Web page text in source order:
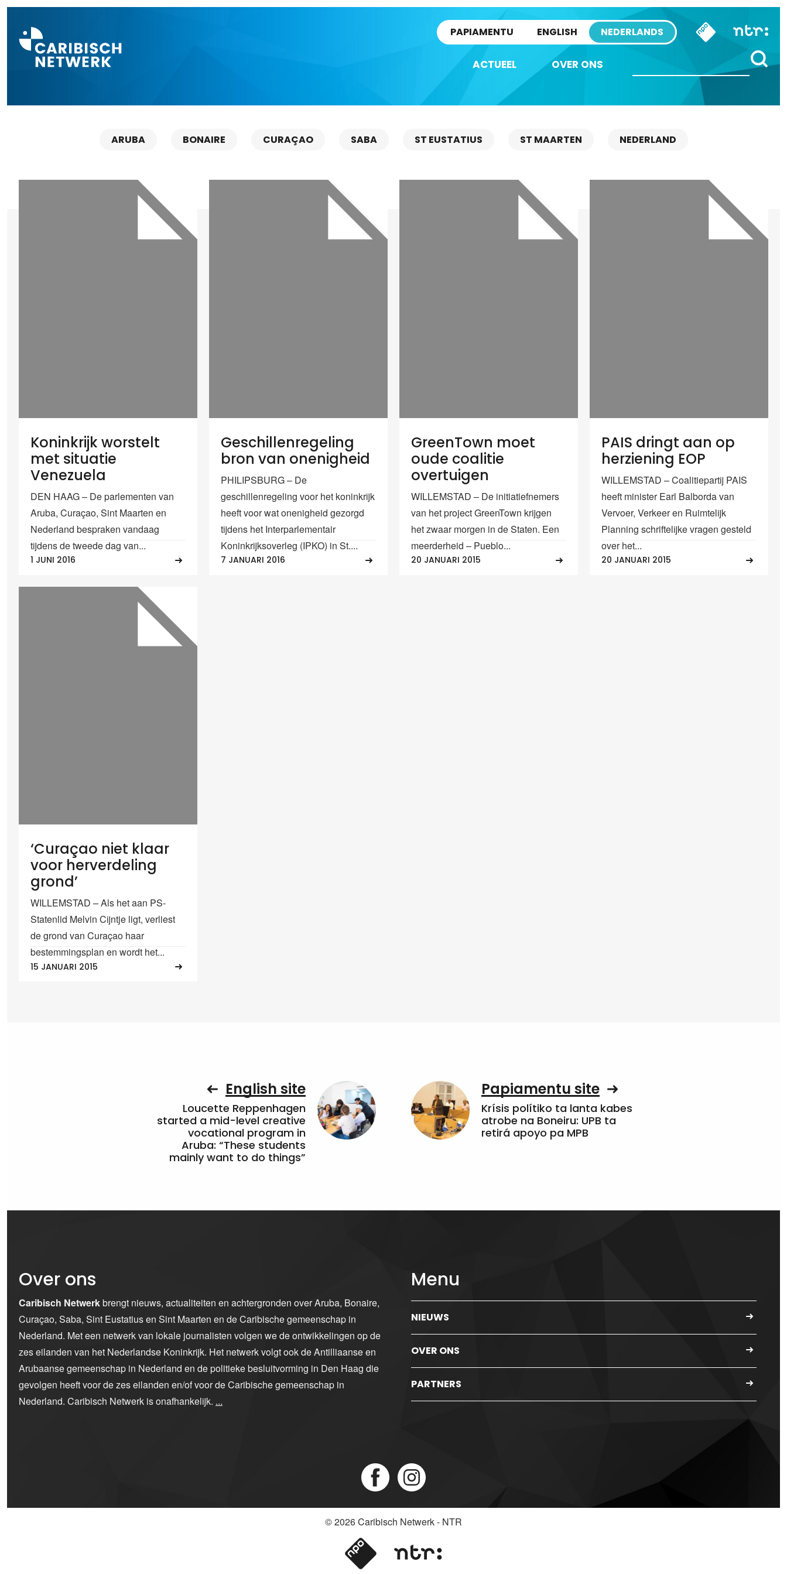
PAPIAMENTU ENGLISH NEDERLANDS
ACTUEEL OVER ONS
ARUBA BONAIRE CURAÇAO SABA ST EUSTATIUS ST MAARTEN NEDERLAND
Koninkrijk worstelt
met situatie
Venezuela
DEN HAAG – De parlementen van
Aruba, Curaçao, Sint Maarten en
Nederland bespraken vandaag
tijdens de tweede dag van...
1 JUNI 2016
Geschillenregeling
bron van onenigheid
PHILIPSBURG – De
geschillenregeling voor het koninkrijk
heeft voor wat onenigheid gezorgd
tijdens het Interparlementair
Koninkrijksoverleg (IPKO) in St....
7 JANUARI 2016
GreenTown moet
oude coalitie
overtuigen
WILLEMSTAD – De initiatiefnemers
van het project GreenTown krijgen
het zwaar morgen in de Staten. Een
meerderheid – Pueblo...
20 JANUARI 2015
PAIS dringt aan op
herziening EOP
WILLEMSTAD – Coalitiepartij PAIS
heeft minister Earl Balborda van
Vervoer, Verkeer en Ruimtelijk
Planning schriftelijke vragen gesteld
over het...
20 JANUARI 2015
‘Curaçao niet klaar
voor herverdeling
grond’
WILLEMSTAD – Als het aan PS-
Statenlid Melvin Cijntje ligt, verliest
de grond van Curaçao haar
bestemmingsplan en wordt het...
15 JANUARI 2015
English site
Loucette Reppenhagen
started a mid-level creative
vocational program in
Aruba: “These students
mainly want to do things”
Papiamentu site
Krísis polítiko ta lanta kabes
atrobe na Boneiru: UPB ta
retirá apoyo pa MPB
Over ons
Caribisch Netwerkbrengt nieuws, actualiteiten en achtergronden over Aruba, Bonaire,
Curaçao, Saba, Sint Eustatius en Sint Maarten en de Caribische gemeenschap in
Nederland. Met een netwerk van lokale journalisten volgen we de ontwikkelingen op de
zes eilanden van het Nederlandse Koninkrijk. Het netwerk volgt ook de Antilliaanse en
Arubaanse gemeenschap in Nederland en de politieke besluitvorming in Den Haag die
gevolgen heeft voor de zes eilanden en/of voor de Caribische gemeenschap in
Nederland. Caribisch Netwerk is onafhankelijk. ...
Menu
NIEUWS
OVER ONS
PARTNERS
© 2026Caribisch Netwerk - NTR